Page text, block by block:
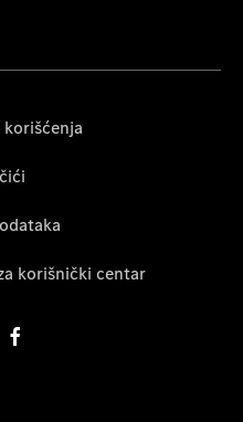
korišnički centar